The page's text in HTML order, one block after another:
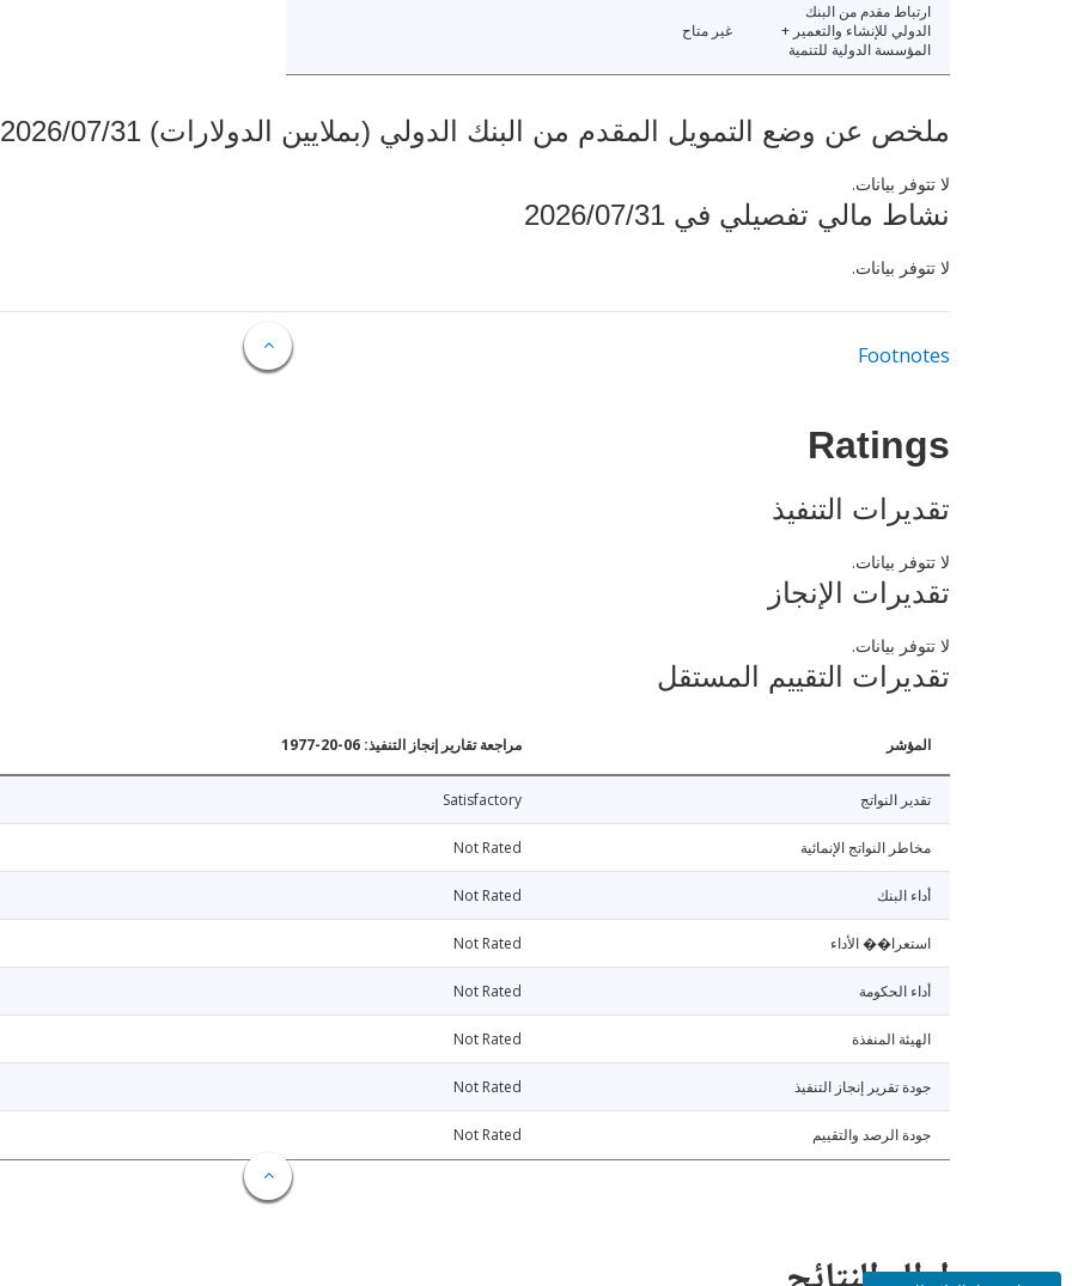
ارتباط مقدم من البنك
الدولي للإنشاء والتعمير +
المؤسسة الدولية للتنمية
غير متاح
ملخص عن وضع التمويل المقدم من البنك الدولي (بملايين الدولارات) 2026/07/31
لا تتوفر بيانات.
نشاط مالي تفصيلي في 2026/07/31
لا تتوفر بيانات.
Footnotes
Ratings
تقديرات التنفيذ
لا تتوفر بيانات.
تقديرات الإنجاز
لا تتوفر بيانات.
تقديرات التقييم المستقل
المؤشر مراجعة تقارير إنجاز التنفيذ: 06-20-1977
تقدير النواتج Satisfactory
مخاطر النواتج الإنمائية Not Rated
أداء البنك Not Rated
استعرا�� الأداء Not Rated
أداء الحكومة Not Rated
الهيئة المنفذة Not Rated
جودة تقرير إنجاز التنفيذ Not Rated
جودة الرصد والتقييم Not Rated